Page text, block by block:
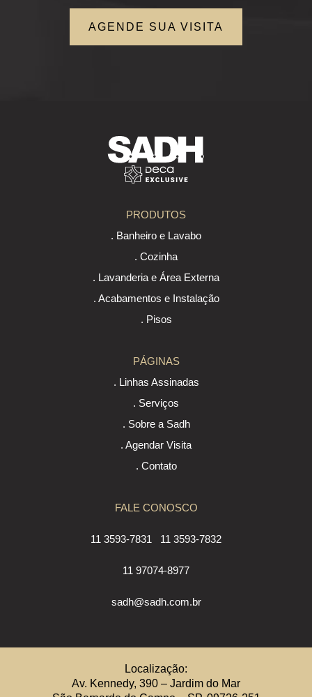
AGENDE SUA VISITA
PRODUTOS
. Banheiro e Lavabo
. Cozinha
. Lavanderia e Área Externa
. Acabamentos e Instalação
. Pisos
PÁGINAS
. Linhas Assinadas
. Serviços
. Sobre a Sadh
. Agendar Visita
. Contato
FALE CONOSCO
11 3593-7831 11 3593-7832
11 97074-8977
sadh@sadh.com.br
Localização:
Av. Kennedy, 390 – Jardim do Mar